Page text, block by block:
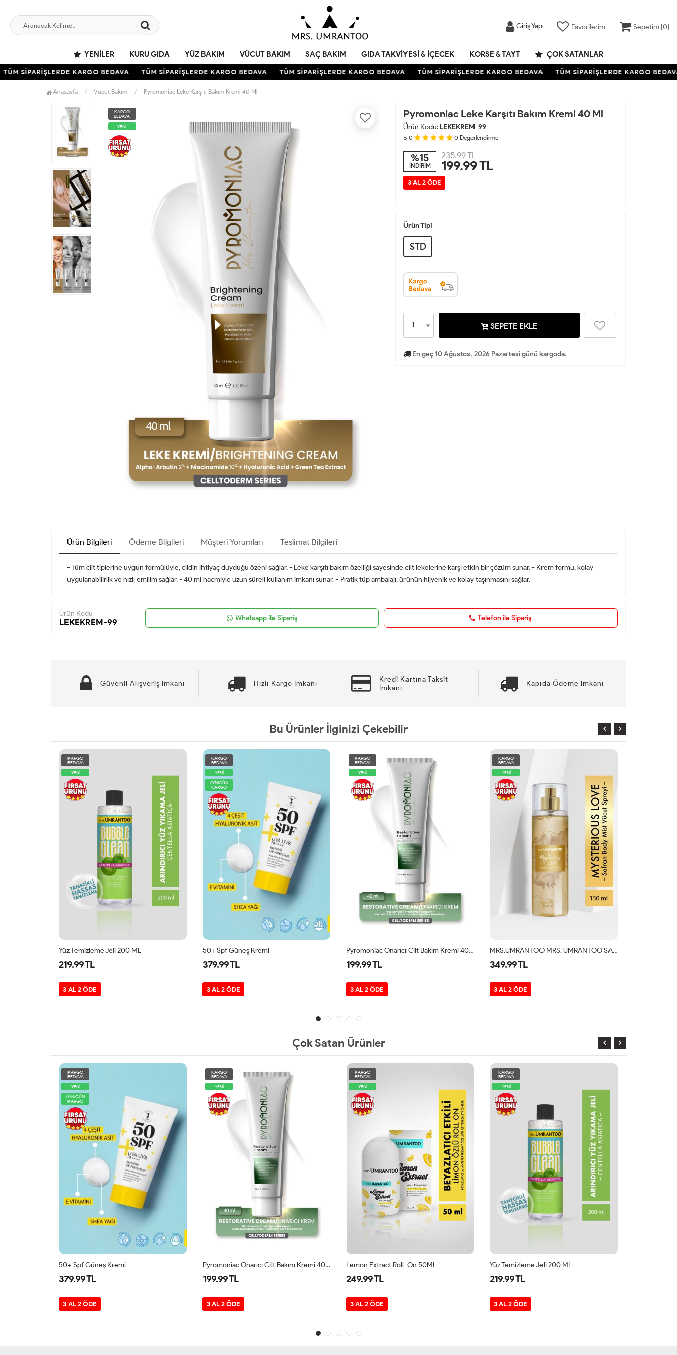
Giriş Yap Favorilerim Sepetim [0]
YENILER KURU GIDA YÜZ BAKIM VÜCUT BAKIM SAÇ BAKIM GIDA TAKVIYESI & İÇECEK KORSE & TAYT ÇOK SATANLAR
SİPARİŞLERDE KARGO BEDAVA TÜM SİPARİŞLERDE KARGO BEDAVA TÜM SİPARİŞLERDE KARGO BEDAVA TÜM SİPARİŞLERDE KARGO BEDAVA TÜM SİPARİŞLERDE KARGO BEDAVA
Anasayfa Vücut Bakım Pyromoniac Leke Karşıtı Bakım Kremi 40 Ml
KARGO
BEDAVA
YENİ
Pyromoniac Leke Karşıtı Bakım Kremi 40 Ml
Ürün Kodu: LEKEKREM-99
5.0 0 Değerlendirme
%15
İNDİRİM
235.99 TL
199.99TL
3 AL 2 ÖDE
Ürün Tipi
STD
SEPETE EKLE
En geç 10 Ağustos, 2026 Pazartesi günü kargoda.
Ürün Bilgileri Ödeme Bilgileri Müşteri Yorumları Teslimat Bilgileri
- Tüm cilt tiplerine uygun formülüyle, cildin ihtiyaç duyduğu özeni sağlar. - Leke karşıtı bakım özelliği sayesinde cilt lekelerine karşı etkin bir çözüm sunar. - Krem formu, kolay
uygulanabilirlik ve hızlı emilim sağlar. - 40 ml hacmiyle uzun süreli kullanım imkanı sunar. - Pratik tüp ambalajı, ürünün hijyenik ve kolay taşınmasını sağlar.
Ürün Kodu
LEKEKREM-99 Whatsapp ile Sipariş Telefon ile Sipariş
Güvenli Alışveriş İmkanı Hızlı Kargo İmkanı
Kredi Kartına Taksit
İmkanı
Kapıda Ödeme İmkanı
Bu Ürünler İlginizi Çekebilir
KARGO
BEDAVA
YENİ
Yüz Temizleme Jeli 200 ML
219.99 TL
3 AL 2 ÖDE
KARGO
BEDAVA
YENİ
AYNIGÜN
KARGO
50+ Spf Güneş Kremi
379.99 TL
3 AL 2 ÖDE
KARGO
BEDAVA
YENİ
Pyromoniac Onarıcı Cilt Bakım Kremi 40 Ml
199.99 TL
3 AL 2 ÖDE
KARGO
BEDAVA
YENİ
MRS.UMRANTOO MRS. UMRANTOO SAFRAN VÜCUT SPREYİ/BODY MİST 150ML
349.99 TL
3 AL 2 ÖDE
Çok Satan Ürünler
KARGO
BEDAVA
YENİ
AYNIGÜN
KARGO
50+ Spf Güneş Kremi
379.99 TL
3 AL 2 ÖDE
KARGO
BEDAVA
YENİ
Pyromoniac Onarıcı Cilt Bakım Kremi 40 Ml
199.99 TL
3 AL 2 ÖDE
KARGO
BEDAVA
YENİ
Lemon Extract Roll-On 50ML
249.99 TL
3 AL 2 ÖDE
KARGO
BEDAVA
YENİ
Yüz Temizleme Jeli 200 ML
219.99 TL
3 AL 2 ÖDE